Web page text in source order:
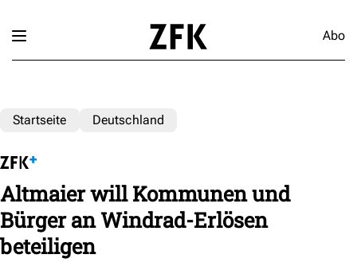
Abo
Startseite Deutschland
Altmaier will Kommunen und
Bürger an Windrad-Erlösen
beteiligen